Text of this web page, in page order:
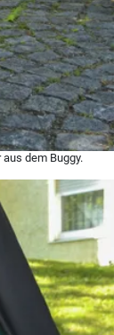
dem Buggy.